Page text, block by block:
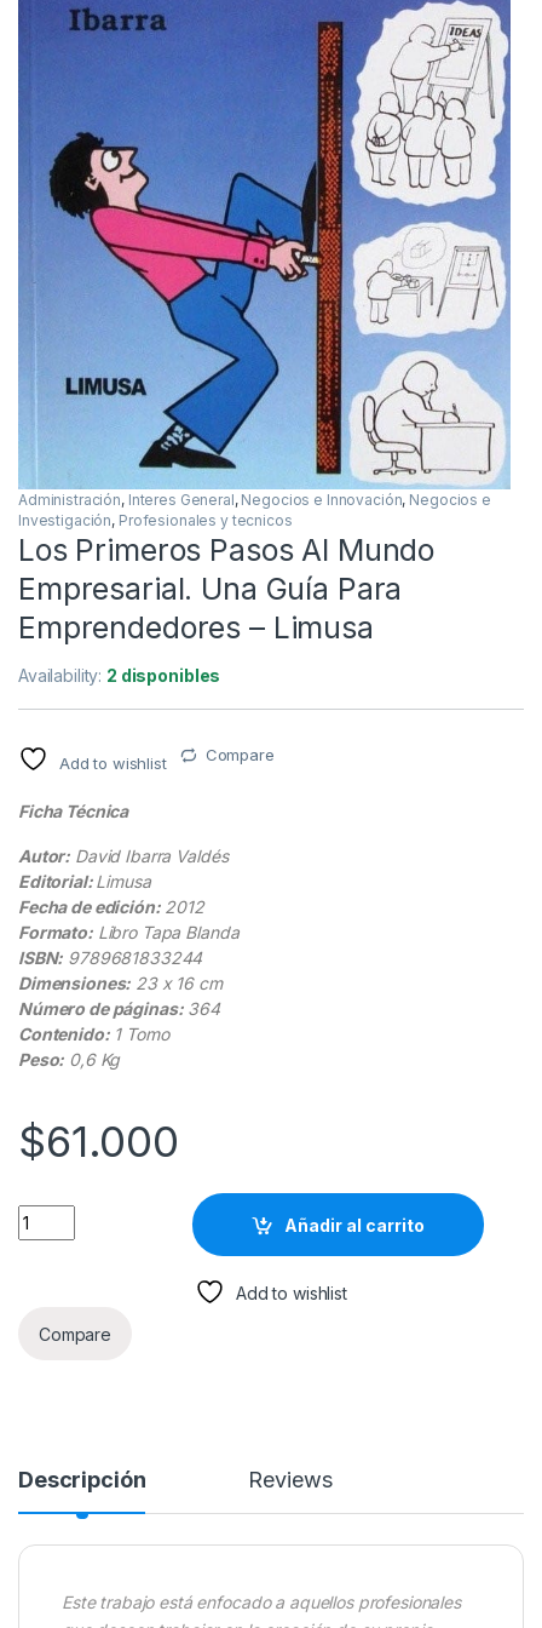
Administración, Interes General, Negocios e Innovación, Negocios e
Investigación, Profesionales y tecnicos
Los Primeros Pasos Al Mundo
Empresarial. Una Guía Para
Emprendedores – Limusa
Availability: 2 disponibles
Add to wishlist Compare
Ficha Técnica
Autor: David Ibarra Valdés
Editorial:Limusa
Fecha de edición:2012
Formato:Libro Tapa Blanda
ISBN: 9789681833244
Dimensiones: 23 x 16 cm
Número de páginas:364
Contenido:1 Tomo
Peso: 0,6 Kg
$61.000
Los Primeros Pasos Al Mundo Empresarial. Una Guía Para
Añadir al carrito
Add to wishlist
Compare
Descripción Reviews
Este trabajo está enfocado a aquellos profesionales